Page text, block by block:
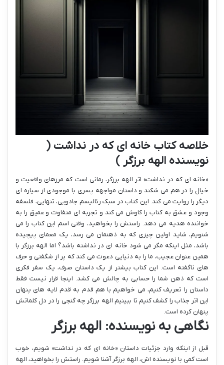
خلاصه کتاب خانه ای که در نداشت (
نویسنده الهه برزگر )
«خانه ای که در نداشت» اثر الهه برزگر، رمانی است که مرزهای واقعیت و
خیال را در هم می شکند و داستان مواجهه پسری با موجودی از سیاره ای
دیگر را روایت می کند. این کتاب در سبک رئالیسم جادویی، تنهایی، فلسفه
وجود و عشق به کتاب را کاوش می کند و تجربه ای متفاوت و عمیق را به
خواننده هدیه می دهد. راستش را بخواهید، وقتی اسم این کتاب را می
شنویم، شاید اولین چیزی که به ذهنمان می رسد، یک معمای پیچیده
باشد، مثل اینکه مگر می شود خانه ای در نداشته باشد؟ اما الهه برزگر با
همین عنوان عجیب، ما را به دنیایی دعوت می کند که پر از شگفتی و حرف
های ناگفته است. این کتاب بیشتر از یک داستان صرف، یک سفر فکری
است که ذهن شما را حسابی به چالش می کشد. اینجا قرار نیست فقط
داستان را تعریف کنیم، می خواهیم با هم قدم به قدم لایه های پنهان
این اثر جذاب را کشف کنیم تا ببینیم الهه برزگر چه گنجی را در دل کلماتش
پنهان کرده است.
نگاهی به نویسنده: الهه برزگر
قبل از اینکه وارد جزئیات داستان «خانه ای که در نداشت» شویم، خوب
است کمی با نویسنده اش، الهه برزگر آشنا شویم. راستش را بخواهید، الهه